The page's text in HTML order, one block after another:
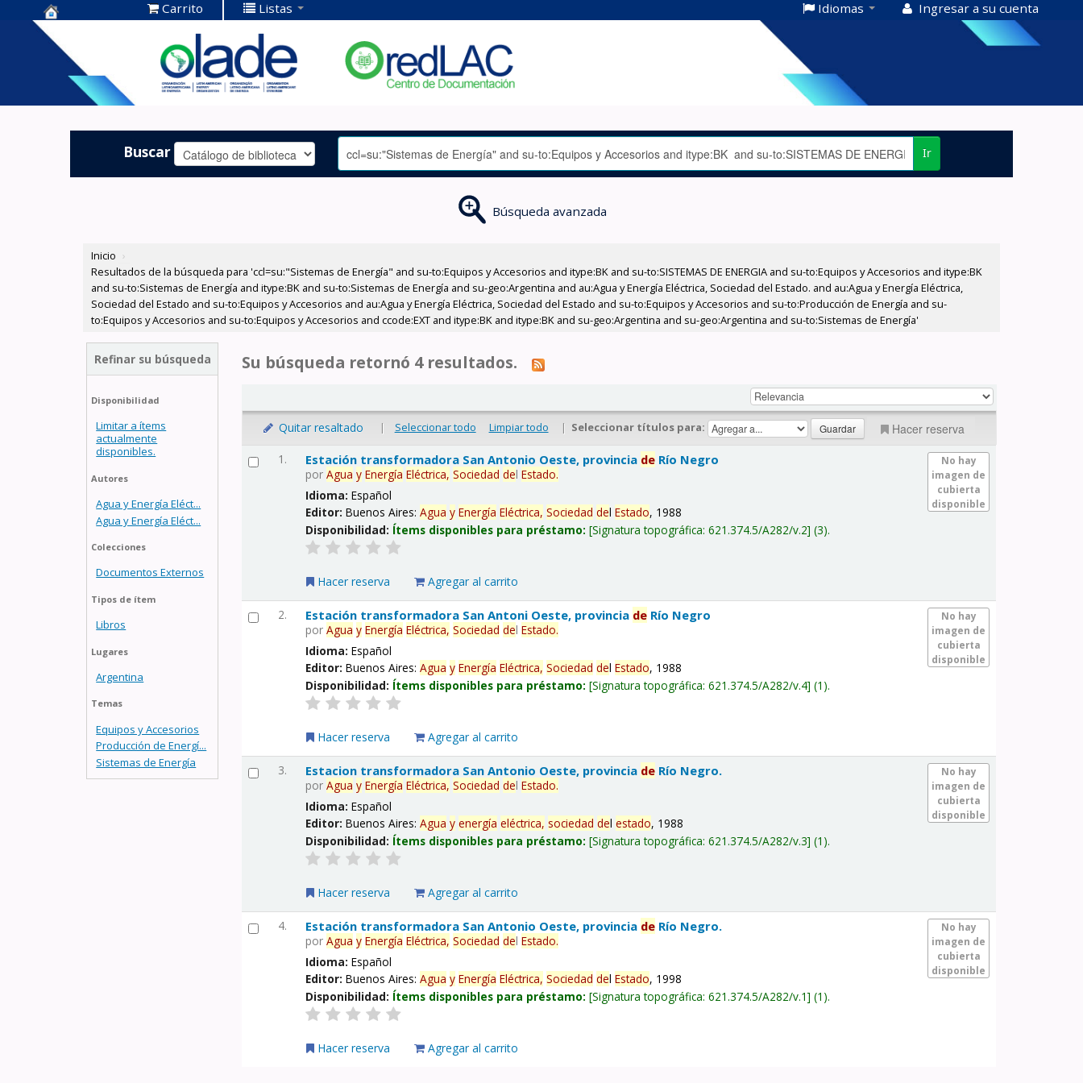
Centro de
Documentación
OLADE -
Carrito Listas Idiomas Ingresar a su cuenta
Buscar Ir
Búsqueda avanzada
Inicio ›
Resultados de la búsqueda para 'ccl=su:"Sistemas de Energía" and su-to:Equipos y Accesorios and itype:BK and su-to:SISTEMAS DE ENERGIA and su-to:Equipos y Accesorios and itype:BK
and su-to:Sistemas de Energía and itype:BK and su-to:Sistemas de Energía and su-geo:Argentina and au:Agua y Energía Eléctrica, Sociedad del Estado. and au:Agua y Energía Eléctrica,
Sociedad del Estado and su-to:Equipos y Accesorios and au:Agua y Energía Eléctrica, Sociedad del Estado and su-to:Equipos y Accesorios and su-to:Producción de Energía and su-
to:Equipos y Accesorios and su-to:Equipos y Accesorios and ccode:EXT and itype:BK and itype:BK and su-geo:Argentina and su-geo:Argentina and su-to:Sistemas de Energía'
Refinar su búsqueda
Disponibilidad
Limitar a ítems
actualmente
disponibles.
Autores
Agua y Energía Eléct...
Agua y Energía Eléct...
Colecciones
Documentos Externos
Tipos de ítem
Libros
Lugares
Argentina
Temas
Equipos y Accesorios
Producción de Energí...
Sistemas de Energía
Su búsqueda retornó 4 resultados.
Quitar resaltado | Seleccionar todo Limpiar todo | Seleccionar títulos para: Hacer reserva
1.
No hay
imagen de
cubierta
disponible
Estación transformadora San Antonio Oeste, provincia de Río Negro
porAgua y Energía Eléctrica, Sociedad delEstado.
Idioma:Español
Editor:Buenos Aires:Agua y Energía Eléctrica, Sociedad delEstado, 1988
Disponibilidad: Ítems disponibles para préstamo: Signatura topográfica:621.374.5/A282/v.2 (3).
Hacer reserva Agregar al carrito
2.
No hay
imagen de
cubierta
disponible
Estación transformadora San Antoni Oeste, provincia de Río Negro
porAgua y Energía Eléctrica, Sociedad delEstado.
Idioma:Español
Editor:Buenos Aires:Agua y Energía Eléctrica, Sociedad delEstado, 1988
Disponibilidad: Ítems disponibles para préstamo: Signatura topográfica:621.374.5/A282/v.4 (1).
Hacer reserva Agregar al carrito
3.
No hay
imagen de
cubierta
disponible
Estacion transformadora San Antonio Oeste, provincia de Río Negro.
porAgua y Energía Eléctrica, Sociedad delEstado.
Idioma:Español
Editor:Buenos Aires:Agua y energía eléctrica, sociedad delestado, 1988
Disponibilidad: Ítems disponibles para préstamo: Signatura topográfica:621.374.5/A282/v.3 (1).
Hacer reserva Agregar al carrito
4.
No hay
imagen de
cubierta
disponible
Estación transformadora San Antonio Oeste, provincia de Río Negro.
porAgua y Energía Eléctrica, Sociedad delEstado.
Idioma:Español
Editor:Buenos Aires:Agua y Energía Eléctrica, Sociedad delEstado, 1998
Disponibilidad: Ítems disponibles para préstamo: Signatura topográfica:621.374.5/A282/v.1 (1).
Hacer reserva Agregar al carrito